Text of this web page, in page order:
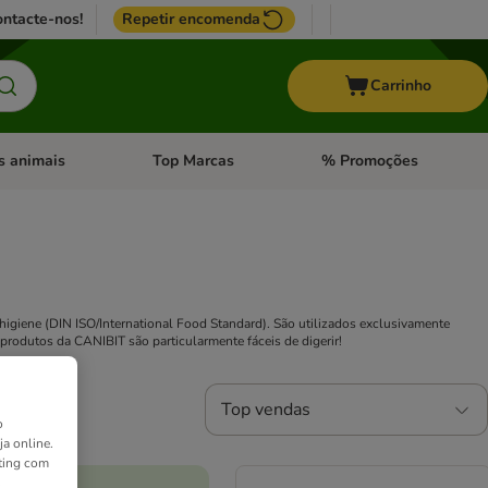
nos! Repetir encomenda
Carrinho
de categoria: Pássaros
animais Abrir menu de categoria: Outros animais
Top Marcas Abrir menu de categoria:
% Promoções
(DIN ISO/International Food Standard). São utilizados exclusivamente
da CANIBIT são particularmente fáceis de digerir!
Top vendas
online.
com